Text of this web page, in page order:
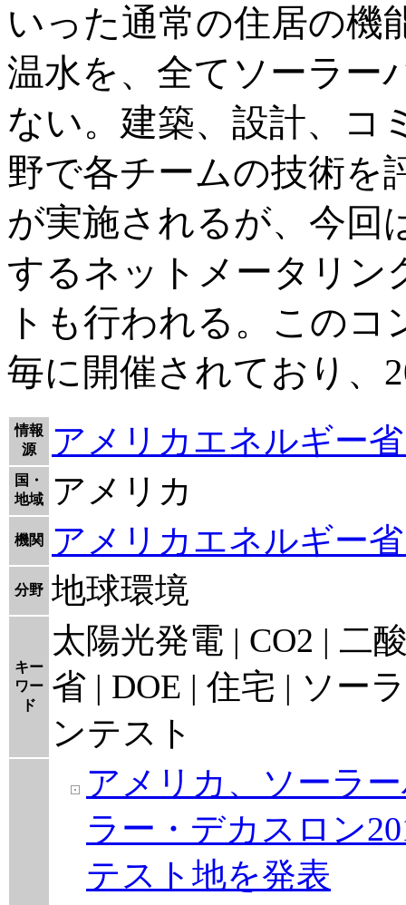
いった通常の住居の機
温水を、全てソーラー
ない。建築、設計、コ
野で各チームの技術を
が実施されるが、今回
するネットメータリン
トも行われる。この
毎に開催されており、
情報
源
アメリカエネルギー
国・
地域
アメリカ
機関 アメリカエネルギー
分野 地球環境
キー
ワー
ド
太陽光発電 | CO2 | 二
省 | DOE | 住宅 | ソー
ンテスト
アメリカ、ソーラ
ラー・デカスロン
テスト地を発表